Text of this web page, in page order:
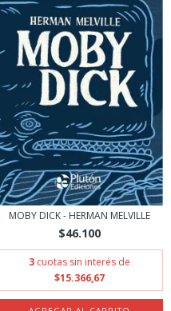
MOBY DICK - HERMAN MELVILLE
$46.100
3 cuotas sin interés de
$15.366,67